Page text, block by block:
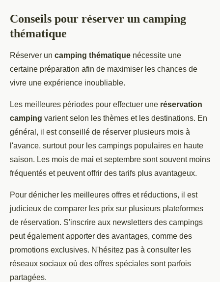
Conseils pour réserver un camping
thématique
Réserver un camping thématique nécessite une
certaine préparation afin de maximiser les chances de
vivre une expérience inoubliable.
Les meilleures périodes pour effectuer une réservation
camping varient selon les thèmes et les destinations. En
général, il est conseillé de réserver plusieurs mois à
l'avance, surtout pour les campings populaires en haute
saison. Les mois de mai et septembre sont souvent moins
fréquentés et peuvent offrir des tarifs plus avantageux.
Pour dénicher les meilleures offres et réductions, il est
judicieux de comparer les prix sur plusieurs plateformes
de réservation. S'inscrire aux newsletters des campings
peut également apporter des avantages, comme des
promotions exclusives. N'hésitez pas à consulter les
réseaux sociaux où des offres spéciales sont parfois
partagées.